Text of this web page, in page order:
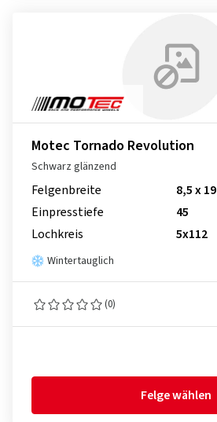
Motec Tornado Revolution
Schwarz glänzend
Felgenbreite
8,5 x 19
Einpresstiefe
45
Lochkreis
5x112
Wintertauglich
(0)
Felge wählen